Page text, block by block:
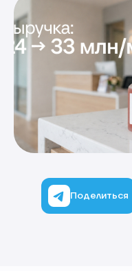
Поделиться